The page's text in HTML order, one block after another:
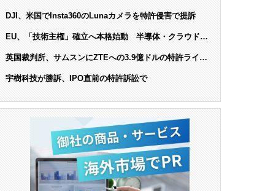
DJI、米国でInsta360のLunaカメラを特許侵害で提訴
EU、「技術主権」確立へ本格始動 半導体・クラウド・
英国裁判所、サムスンにZTEへの3.9億ドルの特許ライセ
宇樹科技が勝訴、IPO直前の特許訴訟で